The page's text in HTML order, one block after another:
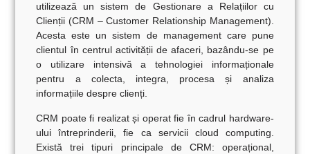
utilizează un sistem de Gestionare a Relațiilor cu
Clienții (CRM – Customer Relationship Management).
Acesta este un sistem de management care pune
clientul în centrul activității de afaceri, bazându-se pe
o utilizare intensivă a tehnologiei informaționale
pentru a colecta, integra, procesa și analiza
informațiile despre clienți.
CRM poate fi realizat și operat fie în cadrul hardware-
ului întreprinderii, fie ca servicii cloud computing.
Există trei tipuri principale de CRM: operațional,